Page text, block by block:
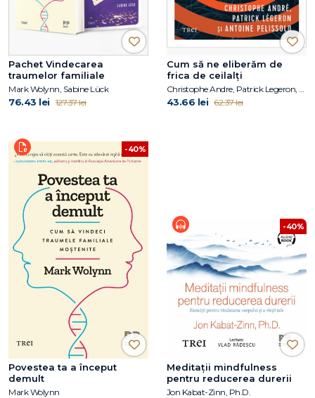
Pachet Vindecarea
traumelor familiale
Mark Wolynn, Sabine Lück
76.43 lei 127.37 lei
Cum să ne eliberăm de
frica de ceilalți
43.66 lei 62.37 lei
-40%
Povestea ta a început
demult
Mark Wolynn
-40%
Meditații mindfulness
pentru reducerea durerii
Jon Kabat-Zinn, Ph.D.